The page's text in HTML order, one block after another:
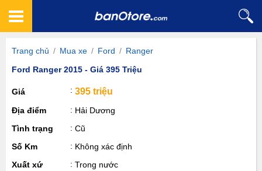
Trang chủ / Mua xe / Ford / Ranger
Ford Ranger 2015 - Giá 395 Triệu
Giá 395 triệu
Địa điểm
Hải Dương
Tình trạng
Cũ
Số Km
Không xác định
Xuất xứ
Trong nước